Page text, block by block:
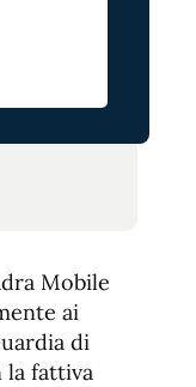
Mobile
ai
di
la fattiva